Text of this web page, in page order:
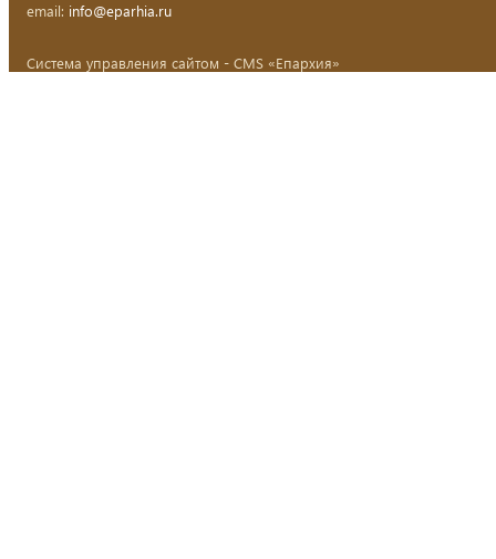
email: info@eparhia.ru
Система управления сайтом - CMS «Епархия»